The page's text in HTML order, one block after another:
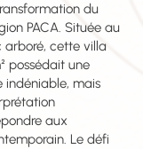
du
PACA. Située au
cette villa
possédait une
indéniable, mais
aux
Le défi